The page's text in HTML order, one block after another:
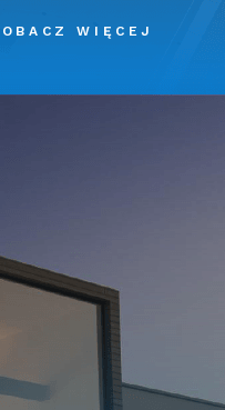
WIĘCEJ